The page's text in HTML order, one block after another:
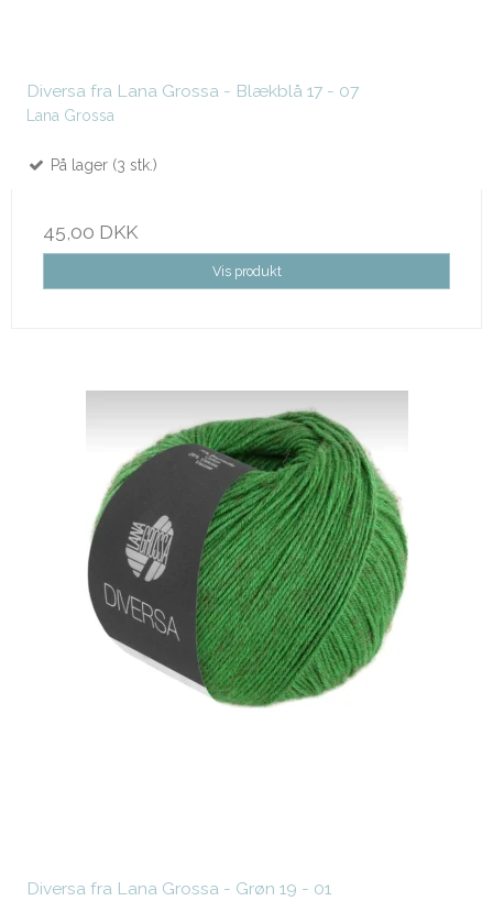
Diversa fra Lana Grossa - Blækblå 17 - 07
Lana Grossa
På lager (3 stk.)
45,00 DKK
Vis produkt
Diversa fra Lana Grossa - Grøn 19 - 01